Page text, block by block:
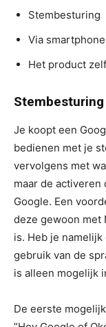
Stembesturing
Via smartphone
Het product zelf
Stembesturing
Je koopt een
bedienen met je
vervolgens met
maar de activeren
Google. Een
deze gewoon met
is. Heb je namelijk
gebruik van de
is alleen mogelijk
De eerste